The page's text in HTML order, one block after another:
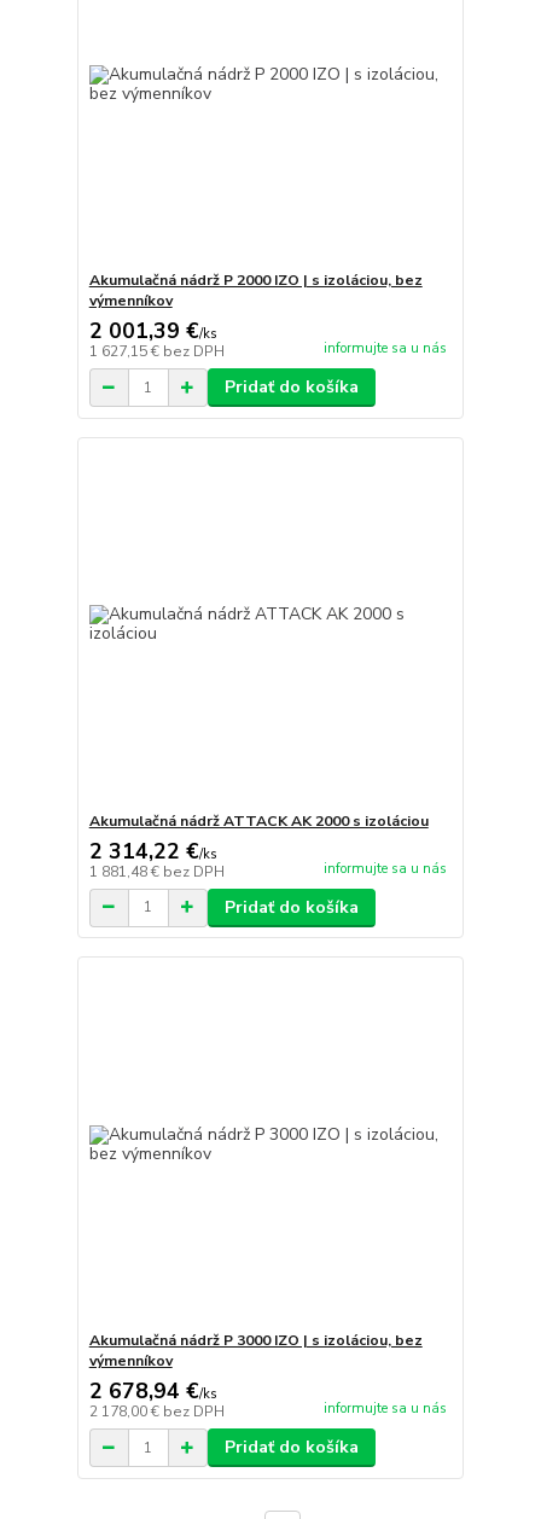
Akumulačná nádrž P 2000 IZO | s izoláciou, bez
výmenníkov
2 001,39 €/ks
1 627,15 € bez DPH informujte sa u nás
Pridať do košíka
Akumulačná nádrž ATTACK AK 2000 s izoláciou
2 314,22 €/ks
1 881,48 € bez DPH informujte sa u nás
Pridať do košíka
Akumulačná nádrž P 3000 IZO | s izoláciou, bez
výmenníkov
2 678,94 €/ks
2 178,00 € bez DPH informujte sa u nás
Pridať do košíka